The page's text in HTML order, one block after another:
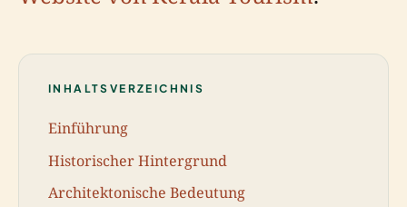
INHALTSVERZEICHNIS
Einführung
Historischer Hintergrund
Architektonische Bedeutung